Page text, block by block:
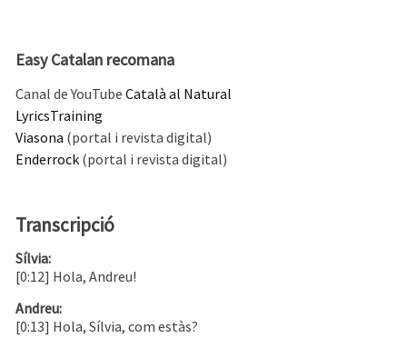
Easy Catalan recomana
Canal de YouTube Català al Natural
LyricsTraining
Viasona (portal i revista digital)
Enderrock (portal i revista digital)
Transcripció
Sílvia:
[0:12] Hola, Andreu!
Andreu:
[0:13] Hola, Sílvia, com estàs?